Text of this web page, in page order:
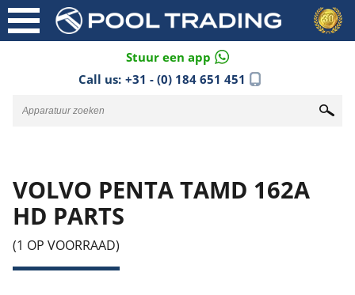
Stuur een app
Call us: +31 - (0) 184 651 451
VOLVO PENTA TAMD 162A
HD PARTS
(1 OP VOORRAAD)